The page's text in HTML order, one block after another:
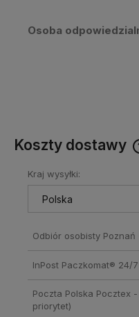
Osoba
Koszty dostawy
Kraj wysyłki:
Odbiór osobisty Poznań
InPost Paczkomat® 24/7
Poczta Polska Pocztex
priorytet)